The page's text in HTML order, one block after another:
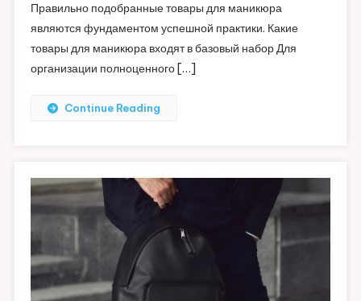
Правильно подобранные товары для маникюра
являются фундаментом успешной практики. Какие
товары для маникюра входят в базовый набор Для
организации полноценного […]
Continue Reading